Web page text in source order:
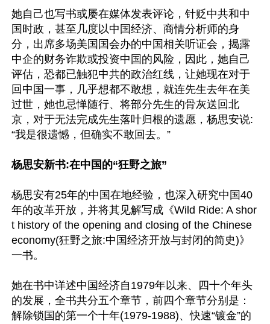
她自己也写书或屡在媒体发表评论，针贬中共和中
国时政，甚至几度以中国经济、商情分析师的身
分，出席多场美国国会办的中国相关听证会，揭露
中企的财务诈欺或投资中国的风险，因此，她自己
评估，恐都已触犯中共的政治红线，让她现在对于
回中国一事，几乎想都不敢想，就连先生去年在美
过世，她也忌惮随行、将部分先生的骨灰送回北
京，对于无法完成先生落叶归根的遗愿，杨思安说:
“我是很遗憾，但确实不敢回去。”
杨思安新书:在中国的“狂野之旅”
杨思安有25年的中国在地经验，也深入研究中国40
年的改革开放，并将其见解写成《Wild Ride: A shor
t history of the opening and closing of the Chinese
economy(狂野之旅:中国经济开放与封闭的简史)》
一书。
她在书中详述中国经济自1979年以来、四十个年头
的发展，全书共分五个章节，前四个章节分别是：
解除锁国的第一个十年(1979-1988)、快速“镀金”的